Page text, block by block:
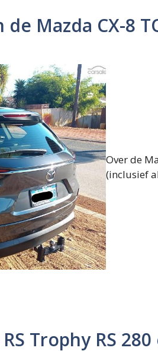
Mazda CX-8
Over de
(inclusief
Trophy RS